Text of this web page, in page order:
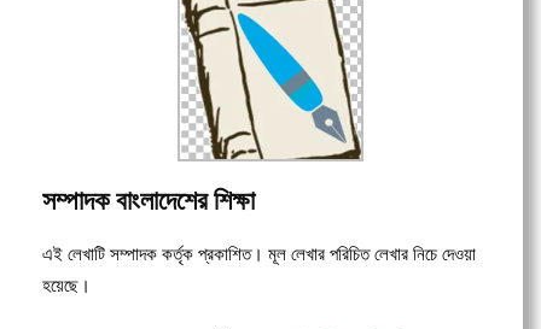
সম্পাদক বাংলাদেশের শিক্ষা
এই লেখাটি সম্পাদক কর্তৃক প্রকাশিত। মূল লেখার পরিচিত লেখার নিচে দেওয়া
হয়েছে।